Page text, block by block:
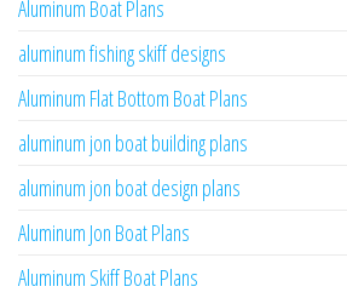
Aluminum Boat Plans
aluminum fishing skiff designs
Aluminum Flat Bottom Boat Plans
aluminum jon boat building plans
aluminum jon boat design plans
Aluminum Jon Boat Plans
Aluminum Skiff Boat Plans